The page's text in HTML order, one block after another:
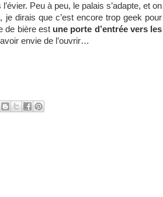
Peu à peu, le palais s’adapte, et on
dirais que c’est encore trop geek pour
de bière est une porte d’entrée vers les
envie de l’ouvrir…